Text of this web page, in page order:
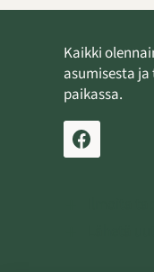
Kaikki
asumisesta
paikassa.